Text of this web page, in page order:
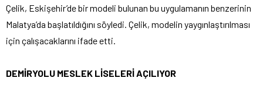
Çelik, Eskişehir’de bir modeli bulunan bu uygulamanın benzerinin
Malatya’da başlatıldığını söyledi. Çelik, modelin yaygınlaştırılması
için çalışacaklarını ifade etti.
DEMİRYOLU MESLEK LİSELERİ AÇILIYOR